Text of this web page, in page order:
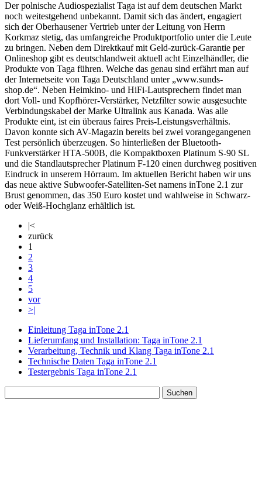
Der polnische Audiospezialist Taga ist auf dem deutschen Markt
noch weitestgehend unbekannt. Damit sich das ändert, engagiert
sich der Oberhausener Vertrieb unter der Leitung von Herrn
Korkmaz stetig, das umfangreiche Produktportfolio unter die Leute
zu bringen. Neben dem Direktkauf mit Geld-zurück-Garantie per
Onlineshop gibt es deutschlandweit aktuell acht Einzelhändler, die
Produkte von Taga führen. Welche das genau sind erfährt man auf
der Internetseite von Taga Deutschland unter „www.sunds-
shop.de“. Neben Heimkino- und HiFi-Lautsprechern findet man
dort Voll- und Kopfhörer-Verstärker, Netzfilter sowie ausgesuchte
Verbindungskabel der Marke Ultralink aus Kanada. Was alle
Produkte eint, ist ein überaus faires Preis-Leistungsverhältnis.
Davon konnte sich AV-Magazin bereits bei zwei vorangegangenen
Test persönlich überzeugen. So hinterließen der Bluetooth-
Funkverstärker HTA-500B, die Kompaktboxen Platinum S-90 SL
und die Standlautsprecher Platinum F-120 einen durchweg positiven
Eindruck in unserem Hörraum. Im aktuellen Bericht haben wir uns
das neue aktive Subwoofer-Satelliten-Set namens inTone 2.1 zur
Brust genommen, das 350 Euro kostet und wahlweise in Schwarz-
oder Weiß-Hochglanz erhältlich ist.
|<
zurück
1
2
3
4
5
vor
>|
Einleitung Taga inTone 2.1
Lieferumfang und Installation: Taga inTone 2.1
Verarbeitung, Technik und Klang Taga inTone 2.1
Technische Daten Taga inTone 2.1
Testergebnis Taga inTone 2.1